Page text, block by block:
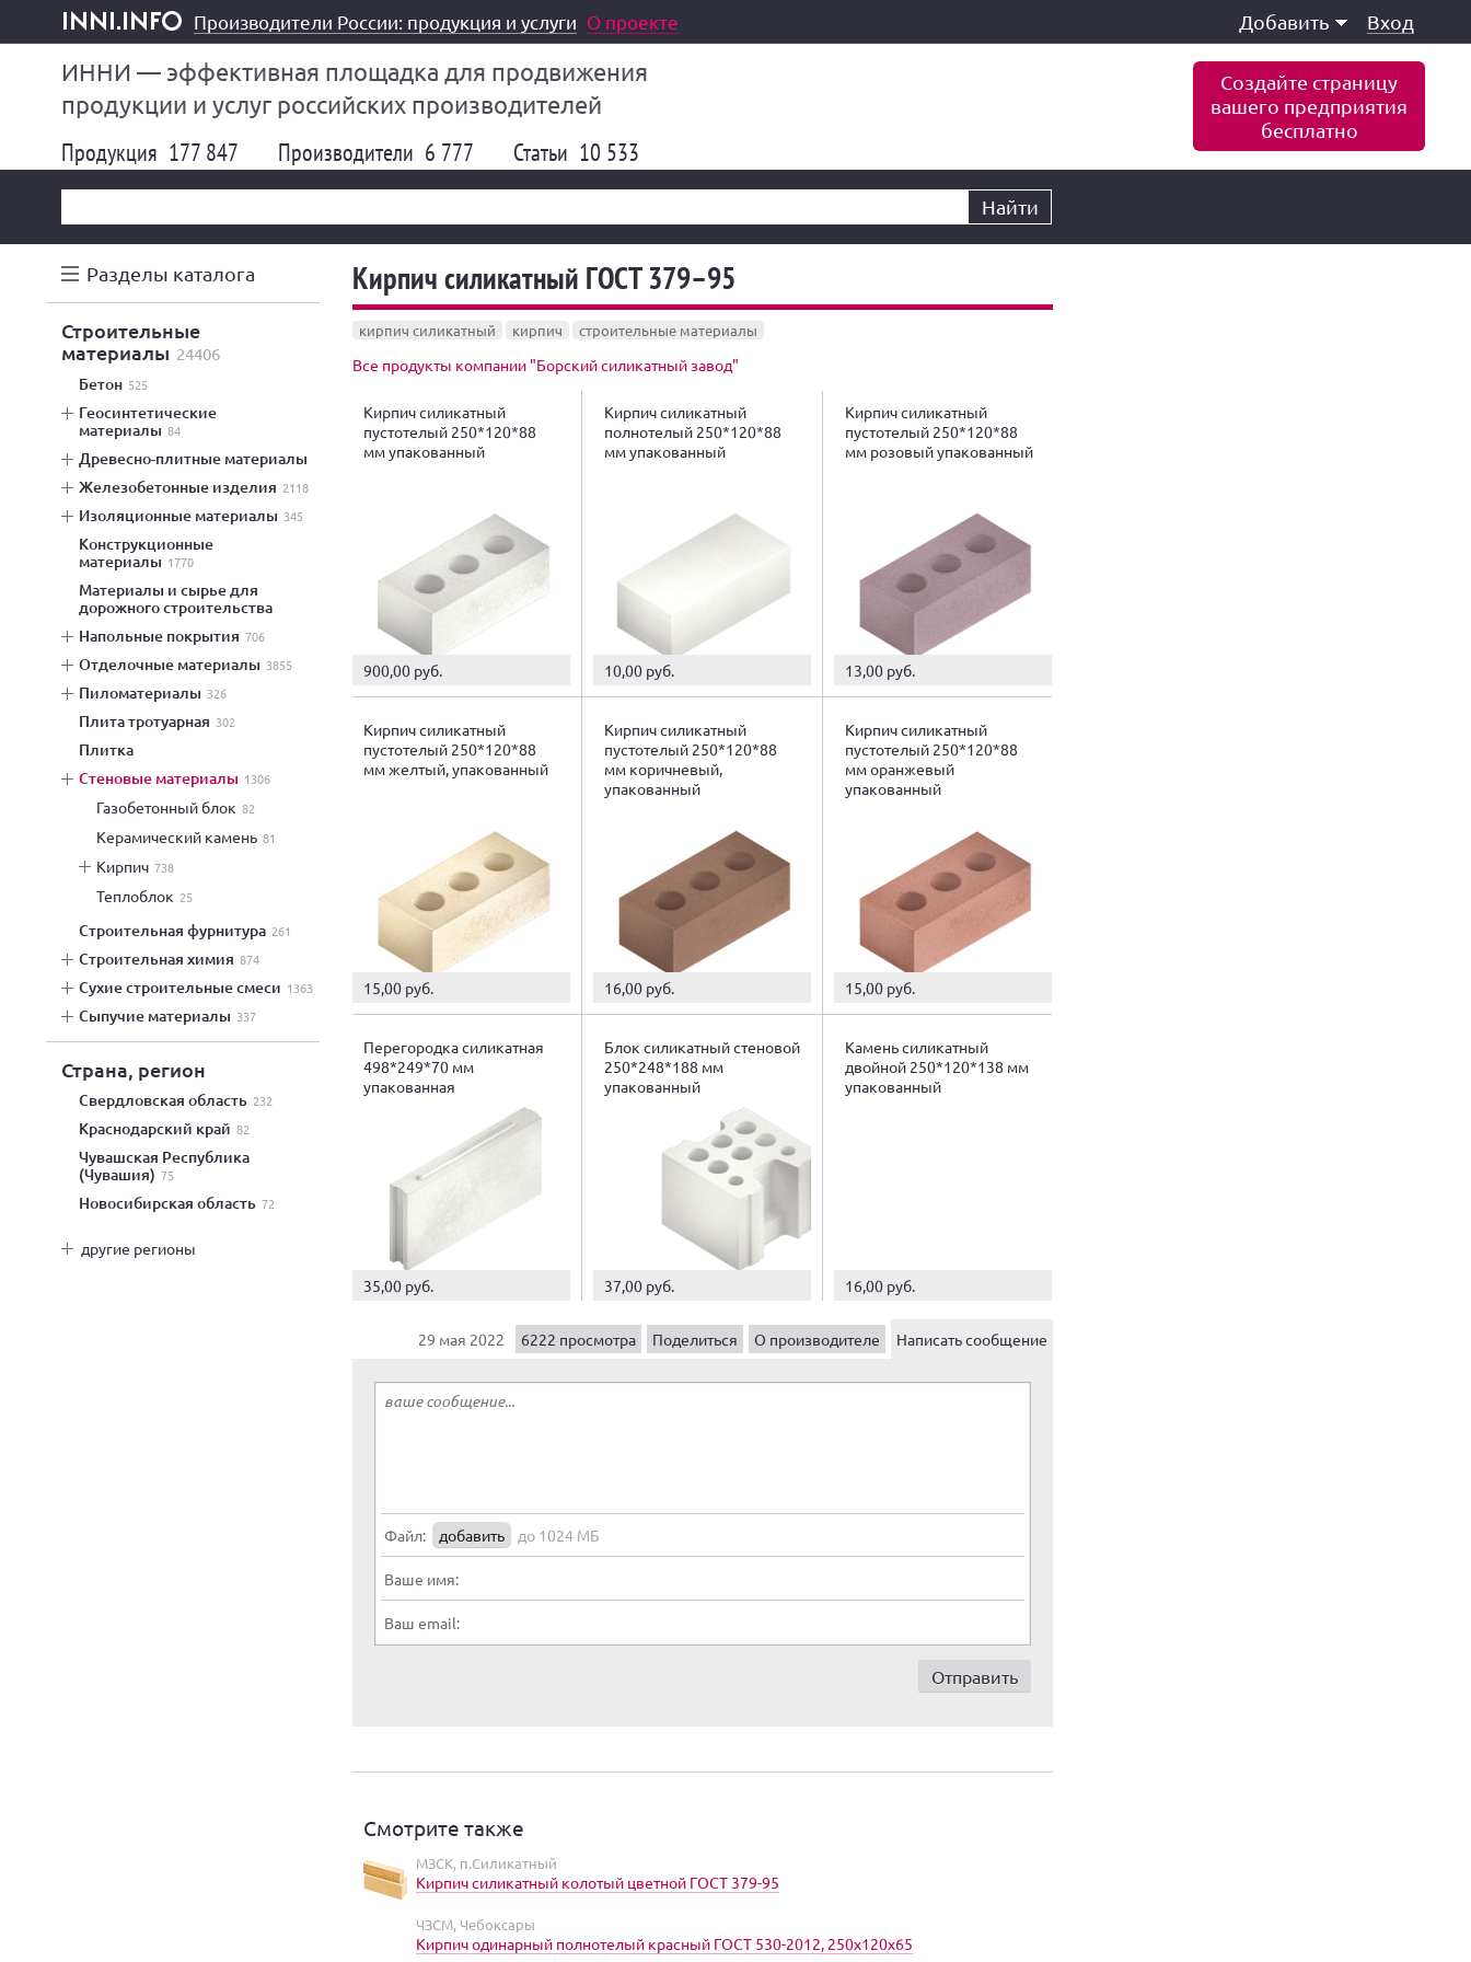
inni.info
Производители России: продукция и услуги О проекте Добавить Вход
ИННИ — эффективная площадка для продвижения
продукции и услуг российских производителей
Создайте страницу
вашего предприятия
бесплатно
Продукция 177 847 Производители 6 777 Статьи 10 533
Найти
Разделы каталога
строительные
материалы 24406
бетон 525
геосинтетические
материалы 84
древесно-плитные материалы
железобетонные изделия 2118
изоляционные материалы 345
конструкционные
материалы 1770
материалы и сырье для
дорожного строительства
напольные покрытия 706
отделочные материалы 3855
пиломатериалы 326
плита тротуарная 302
плитка
стеновые материалы 1306
газобетонный блок 82
керамический камень 81
кирпич 738
теплоблок 25
строительная фурнитура 261
строительная химия 874
сухие строительные смеси 1363
сыпучие материалы 337
Страна, регион
Свердловская область 232
Краснодарский край 82
Чувашская Республика
(Чувашия) 75
Новосибирская область 72
другие регионы
Кирпич силикатный ГОСТ 379–95
кирпич силикатный кирпич строительные материалы
Все продукты компании "Борский силикатный завод"
Кирпич силикатный
пустотелый 250*120*88
мм упакованный
900,00 руб.
Кирпич силикатный
полнотелый 250*120*88
мм упакованный
10,00 руб.
Кирпич силикатный
пустотелый 250*120*88
мм розовый упакованный
13,00 руб.
Кирпич силикатный
пустотелый 250*120*88
мм желтый, упакованный
15,00 руб.
Кирпич силикатный
пустотелый 250*120*88
мм коричневый,
упакованный
16,00 руб.
Кирпич силикатный
пустотелый 250*120*88
мм оранжевый
упакованный
15,00 руб.
Перегородка силикатная
498*249*70 мм
упакованная
35,00 руб.
Блок силикатный стеновой
250*248*188 мм
упакованный
37,00 руб.
Камень силикатный
двойной 250*120*138 мм
упакованный
16,00 руб.
29 мая 2022 6222 просмотра Поделиться О производителе Написать сообщение
Файл: добавить до 1024 МБ
Ваше имя:
Ваш email:
Смотрите также
МЗСК, п.Силикатный
Кирпич силикатный колотый цветной ГОСТ 379-95
ЧЗСМ, Чебоксары
Кирпич одинарный полнотелый красный ГОСТ 530-2012, 250х120х65